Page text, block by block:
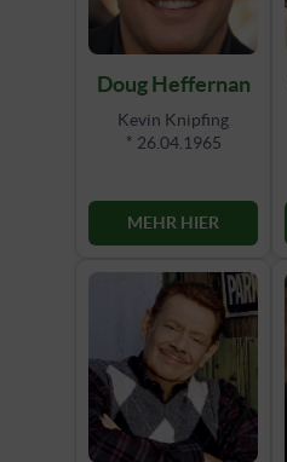
Doug Heffernan
Kevin Knipfing
* 26.04.1965
MEHR HIER